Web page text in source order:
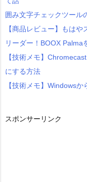
囲み文字チェックツール
【商品レビュー】もは
リーダー！BOOX Palma
【技術メモ】
にする方法
【技術メモ】Windows
スポンサーリンク